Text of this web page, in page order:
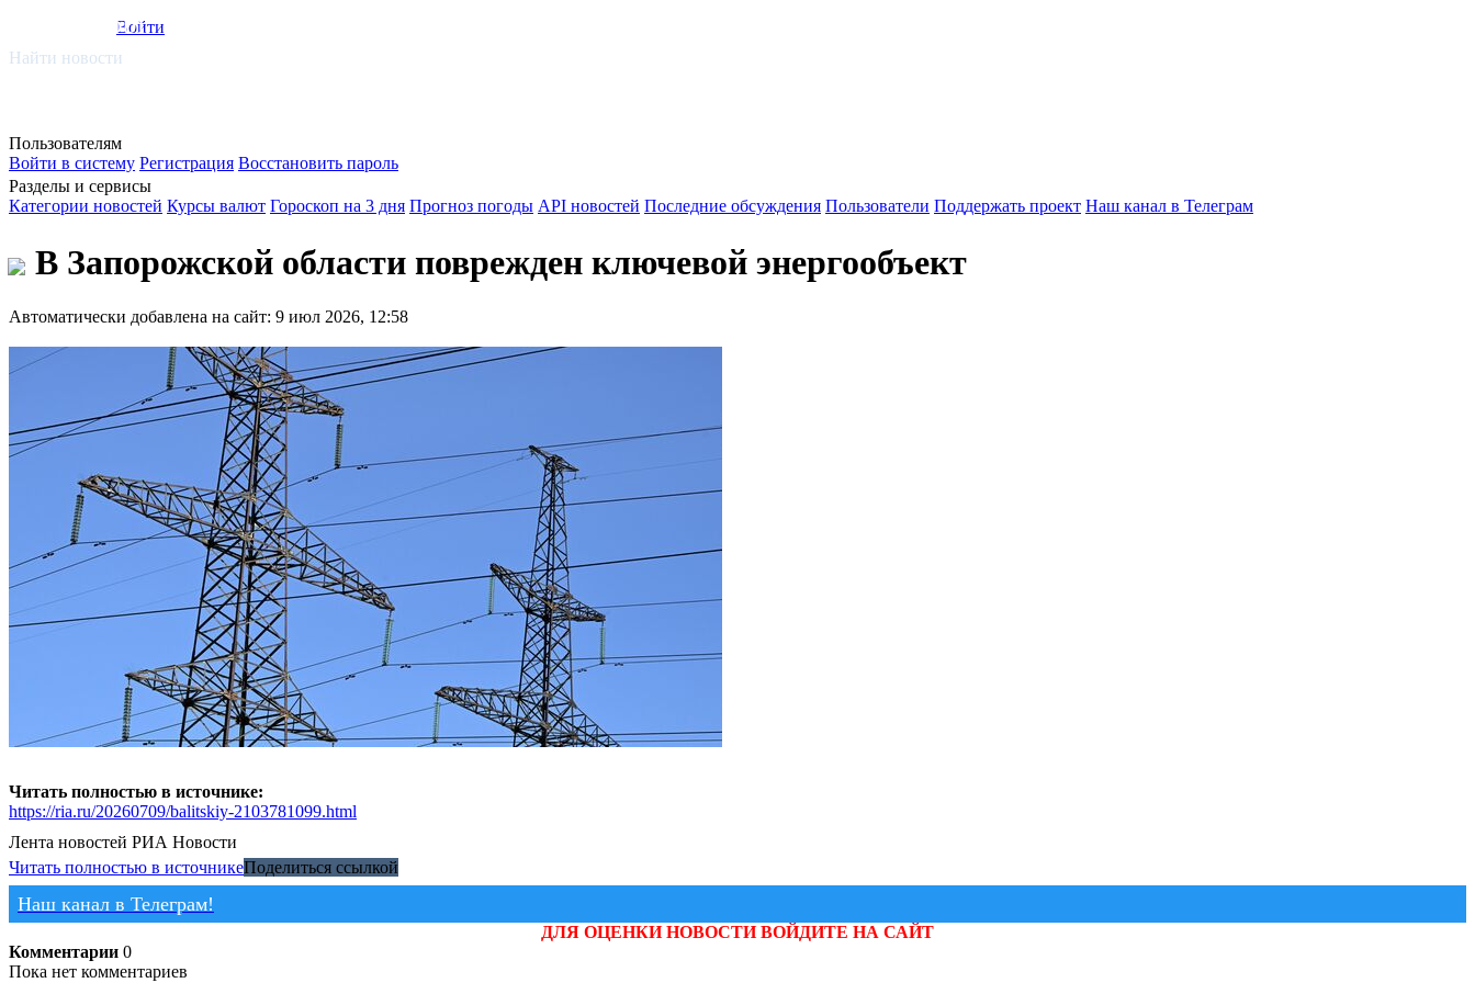
smi.mobi
Войти
Найти новости
Пользователям
Войти в систему Регистрация Восстановить пароль
Разделы и сервисы
Категории новостей Курсы валют Гороскоп на 3 дня Прогноз погоды API новостей Последние обсуждения Пользователи Поддержать проект Наш канал в Телеграм
В Запорожской области поврежден ключевой энергообъект
Автоматически добавлена на сайт: 9 июл 2026, 12:58
Читать полностью в источнике:
https://ria.ru/20260709/balitskiy-2103781099.html
Лента новостей РИА Новости
Читать полностью в источникеПоделиться ссылкой
Наш канал в Телеграм!
ДЛЯ ОЦЕНКИ НОВОСТИ ВОЙДИТЕ НА САЙТ
Комментарии 0
Пока нет комментариев